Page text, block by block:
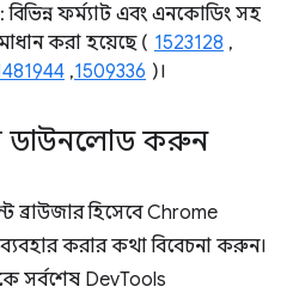
বিভিন্ন ফর্ম্যাট এবং এনকোডিং সহ
করা হয়েছে ( 1523128
,1509336 )।
ডাউনলোড করুন
হিসেবে Chrome
ব্যবহার করার কথা বিবেচনা করুন।
সর্বশেষ DevTools